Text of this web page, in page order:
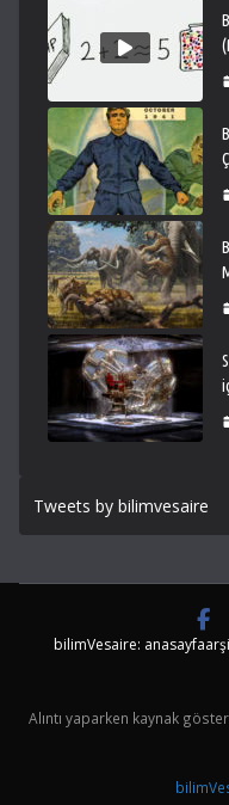
Tweets by bilimvesaire
bilimVesaire: anasayfa
Alıntı yaparken kaynak